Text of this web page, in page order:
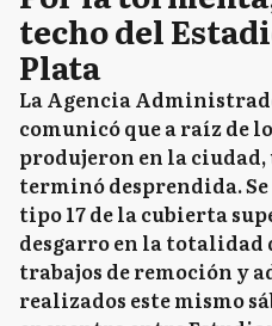
techo del
Plata
La Agencia
comunicó que a raíz de
produjeron en la
terminó desprendida.
tipo 17 de la cubierta
desgarro en la totalidad
trabajos de remoción y
realizados este mismo